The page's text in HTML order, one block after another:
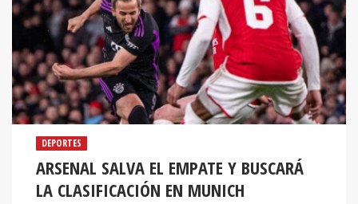
DEPORTES
ARSENAL SALVA EL EMPATE Y BUSCARÁ
LA CLASIFICACIÓN EN MUNICH